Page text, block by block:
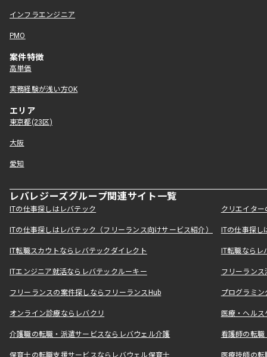
インフラエンジニア
PMO
案件特徴
高単価
実務経験が浅い方OK
エリア
東京都(23区)
大阪
愛知
レバレジーズグループ関連サイト一覧
ITの仕事探しはレバテック クリエイタ
ITの仕事探しはレバテック（フリーランス向けサービス紹介） ITの仕事探
IT転職スカウトならレバテックダイレクト IT転職なら
ITエンジニア就活ならレバテックルーキー フリーラン
フリーランスの案件探しならフリーランスHub プログラミ
オンライン診療ならレバクリ 医療・ヘル
介護職の転職・派遣サービスならレバウェル介護 看護師の転
保育士の転職支援サービスならレバウェル保育士 医療技師の